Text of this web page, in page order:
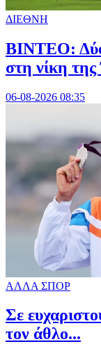
ΔΙΕΘΝΗ
ΒΙΝΤΕΟ: Δύο
στη νίκη
06-08-2026 08:35
ΑΛΛΑ ΣΠΟΡ
Σε
τον άθλο...